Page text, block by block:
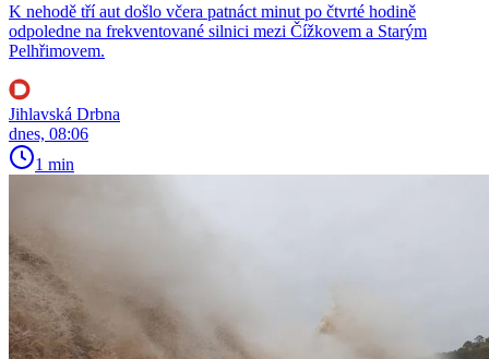
K nehodě tří aut došlo včera patnáct minut po čtvrté hodině
odpoledne na frekventované silnici mezi Čížkovem a Starým
Pelhřimovem.
Jihlavská Drbna
dnes, 08:06
1 min